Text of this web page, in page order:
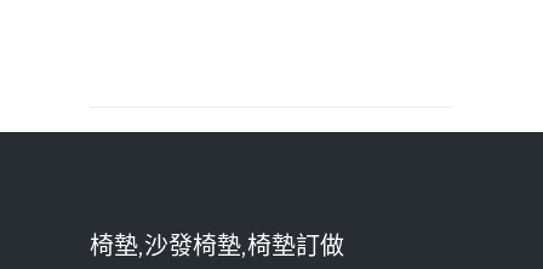
椅墊,沙發椅墊,椅墊訂做